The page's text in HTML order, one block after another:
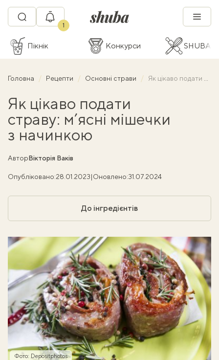
1
Пікнік Конкурси SHUBA
Головна Рецепти Основні страви Як цікаво подати страву: м’ясні мішечки з начинкою
Як цікаво подати
страву: м’ясні мішечки
з начинкою
АвторВікторія Ваків
Опубліковано:28.01.2023|Оновлено:31.07.2024
До інгредієнтів
Фото: Depositphotos